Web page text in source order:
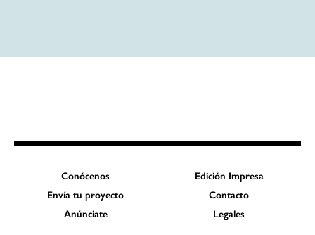
Conócenos
Edición Impresa
Envía tu proyecto
Contacto
Anúnciate
Legales